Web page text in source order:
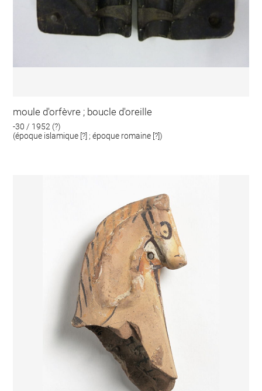
moule d'orfèvre ; boucle d'oreille
-30 / 1952 (?)
(époque islamique [?] ; époque romaine [?])